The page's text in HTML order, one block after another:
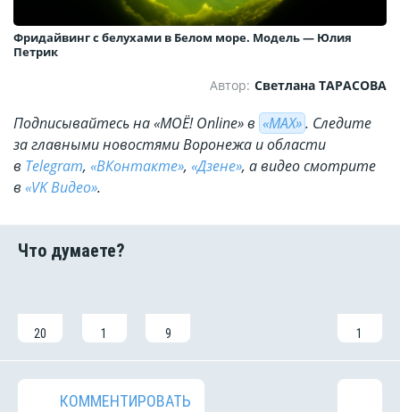
Фридайвинг с белухами в Белом море. Модель — Юлия
Петрик
Автор: Светлана ТАРАСОВА
Подписывайтесь на «МОЁ! Online» в «МАХ». Cледите
за главными новостями Воронежа и области
в Telegram, «ВКонтакте», «Дзене», а видео смотрите
в «VK Видео».
20 1 9 1
КОММЕНТИРОВАТЬ